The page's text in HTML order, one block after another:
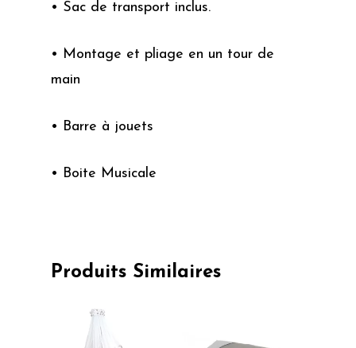
• Sac de transport inclus.
• Montage et pliage en un tour de
main
• Barre à jouets
• Boite Musicale
Produits Similaires